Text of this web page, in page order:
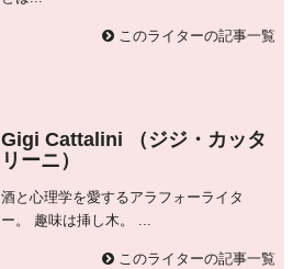
このライターの記事一覧
Gigi Cattalini （ジジ・カッタ
リーニ）
酒と心理学を愛するアラフォーライタ
ー。 趣味は挿し木。 ...
このライターの記事一覧